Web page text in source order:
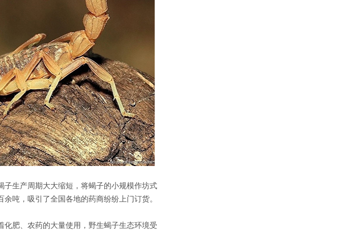
生产周期大大缩短，将蝎子的小规模作坊式
吨，吸引了全国各地的药商纷纷上门订货。
肥、农药的大量使用，野生蝎子生态环境受